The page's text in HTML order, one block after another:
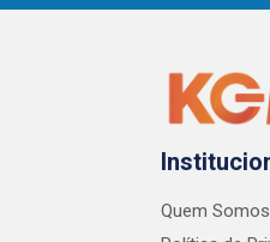
Quem Somos